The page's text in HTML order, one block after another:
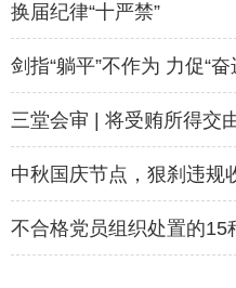
换届纪律“十严禁”
中秋国庆节点，狠刹违规
不合格党员组织处置的15